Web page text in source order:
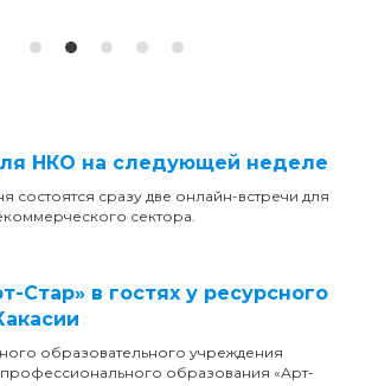
НКО на следующей неделе
состоятся сразу две онлайн-встречи для
сектора.
Стар» в гостях у ресурсного
образовательного учреждения
образования «Арт-